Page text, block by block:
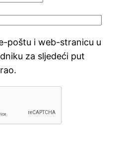
poštu i web-stranicu u
za sljedeći put